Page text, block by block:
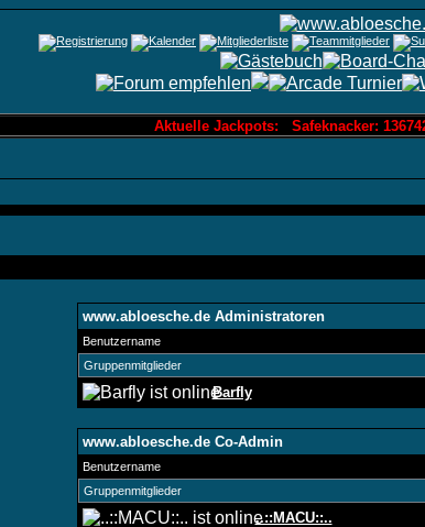
Aktuelle Jackpots: Safeknacker:
www.abloesche.de Administratoren
Benutzername
Gruppenmitglieder
Barfly
www.abloesche.de Co-Admin
Benutzername
Gruppenmitglieder
..::MACU::..